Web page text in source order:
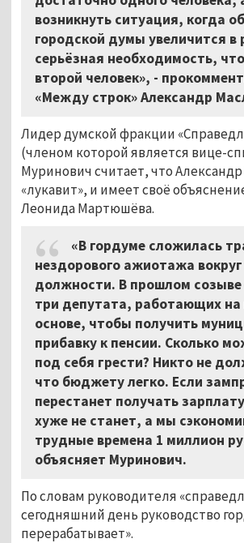
возникнуть ситуация, когда
городской думы увеличится в
серьёзная необходимость,
второй человек», -
«Между строк» Александр
Лидер думской фракции
(членом которой является вице-
Муринович считает, что
«лукавит», и имеет своё
Леонида Мартюшёва.
«В гордуме сложилась
нездорового ажиотажа вокруг
должности. В прошлом созыве
три депутата, работающих на
основе, чтобы получить
прибавку к пенсии. Сколько
под себя грести? Никто не
что бюджету легко. Если
перестанет получать
хуже не станет, а мы
трудные времена 1 миллион
объясняет Муринович.
По словам руководителя
сегодняшний день руководство
перерабатывает».